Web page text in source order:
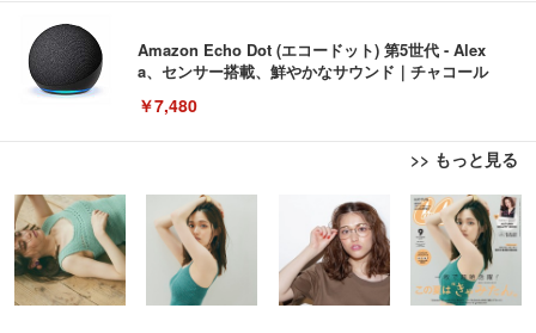
Amazon Echo Dot (エコードット) 第5世代 - Alex
a、センサー搭載、鮮やかなサウンド｜チャコール
￥7,480
>> もっと見る
[EdoErgo] オフィスチェア 椅子 テレワーク 疲れな
い 跳ね上げ式アームレスト コンパクト 約105度ロッ
キング pc 事務椅子 360度回転 座面昇降 強化ナイロ
ン樹脂ベース 通気性メッシュ 在宅ワーク H-WY01
(黒網+黒枠+黒足)
￥5,699
EIZO ビジネス向けプレミアムモニター | FlexScan
EV3240X-WT | 31.5型4K UHD・USB Type-C・ホワ
イト
￥105,595
Amazonベーシック ペットシーツ 薄型 レギュラー 1
回使い捨て 無香料 ホワイト 300枚
￥3,373